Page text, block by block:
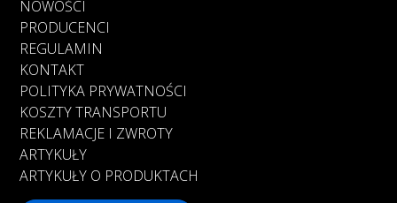
NOWOŚCI
PRODUCENCI
REGULAMIN
KONTAKT
POLITYKA PRYWATNOŚCI
KOSZTY TRANSPORTU
REKLAMACJE I ZWROTY
ARTYKUŁY
ARTYKUŁY O PRODUKTACH